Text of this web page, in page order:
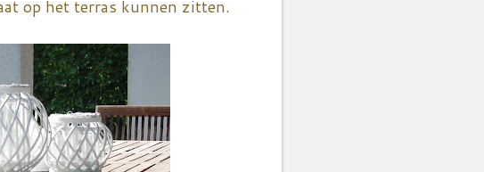
op het terras kunnen zitten.